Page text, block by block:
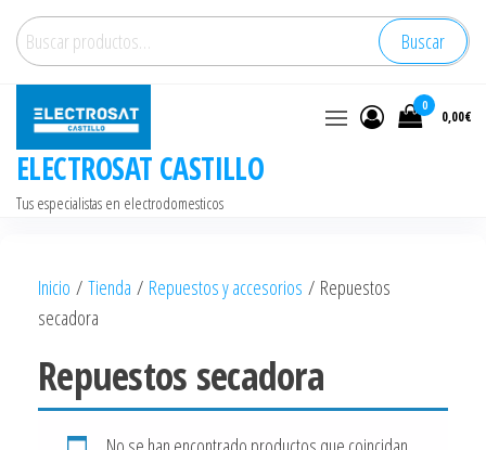
Saltar
contenido
Buscar
por:
Buscar
ELECTROSAT CASTILLO
Tus especialistas en electrodomesticos
0
0,00€
Inicio / Tienda / Repuestos y accesorios / Repuestos
secadora
Repuestos secadora